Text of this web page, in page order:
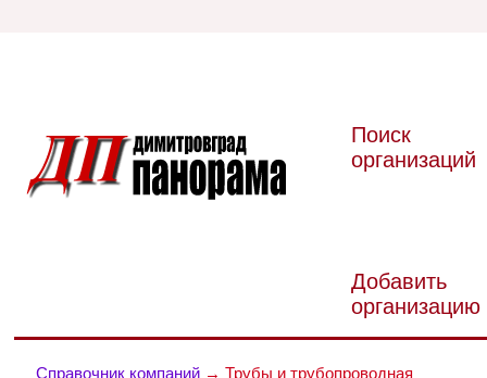
Поиск
организаций
Добавить
организацию
Справочник компаний → Трубы и трубопроводная